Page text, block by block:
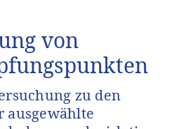
von
zu den
ausgewählte